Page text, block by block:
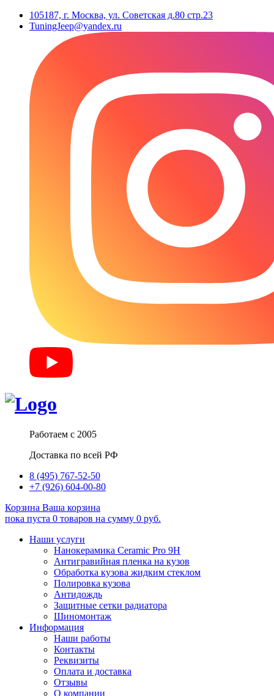
105187, г. Москва, ул. Советская д.80 стр.23
TuningJeep@yandex.ru
Работаем с 2005
Доставка по всей РФ
8 (495) 767-52-50
+7 (926) 604-00-80
Корзина Ваша корзина
пока пуста 0 товаров на сумму 0 руб.
Наши услуги
Нанокерамика Ceramic Pro 9H
Антигравийная пленка на кузов
Обработка кузова жидким стеклом
Полировка кузова
Антидождь
Защитные сетки радиатора
Шиномонтаж
Информация
Наши работы
Контакты
Реквизиты
Оплата и доставка
Отзывы
О компании